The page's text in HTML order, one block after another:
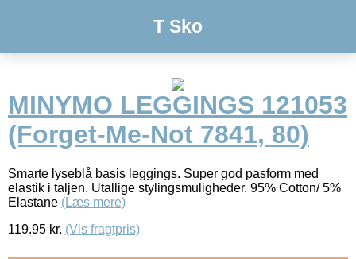
T Sko
MINYMO LEGGINGS 121053
(Forget-Me-Not 7841, 80)
Smarte lyseblå basis leggings. Super god pasform med
elastik i taljen. Utallige stylingsmuligheder. 95% Cotton/ 5%
Elastane (Læs mere)
119.95 kr. (Vis fragtpris)